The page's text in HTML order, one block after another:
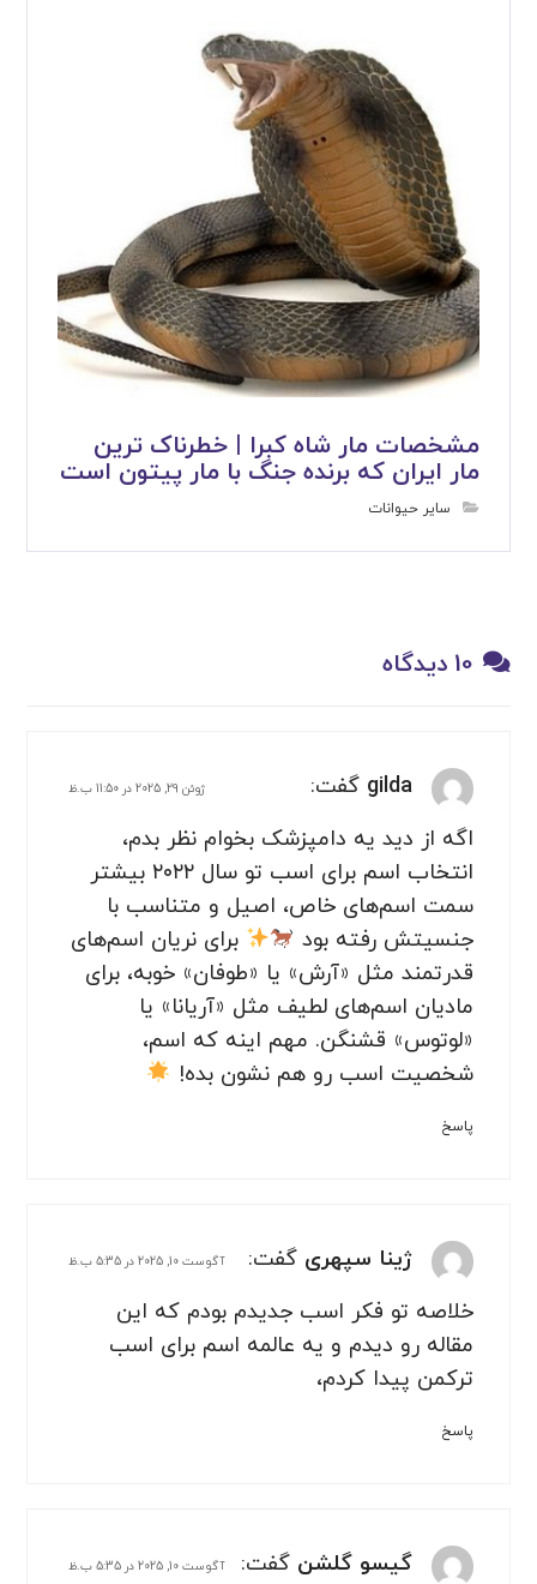
مشخصات مار شاه کبرا | خطرناک ترین
مار ایران که برنده جنگ با مار پیتون است
سایر حیوانات
10 دیدگاه
gilda گفت: ژوئن 29, 2025 در 11:50 ب.ظ
اگه از دید یه دامپزشک بخوام نظر بدم،
انتخاب اسم برای اسب تو سال ۲۰۲۲ بیشتر
سمت اسم‌های خاص، اصیل و متناسب با
جنسیتش رفته بود
برای نریان‌ اسم‌های
قدرتمند مثل «آرش» یا «طوفان» خوبه، برای
مادیان‌ اسم‌های لطیف مثل «آریانا» یا
«لوتوس» قشنگن. مهم اینه که اسم،
شخصیت اسب رو هم نشون بده!
پاسخ
ژینا سپهری گفت: آگوست 10, 2025 در 5:35 ب.ظ
خلاصه تو فکر اسب جدیدم بودم که این
مقاله رو دیدم و یه عالمه اسم برای اسب
ترکمن پیدا کردم،
پاسخ
گیسو گلشن گفت: آگوست 10, 2025 در 5:35 ب.ظ